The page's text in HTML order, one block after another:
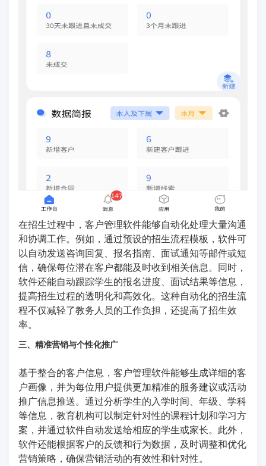
在招生过程中，客户管理软件能够自动化处理大量沟通
和协调工作。例如，通过预设的招生流程模板，软件可
以自动发送咨询回复、报名指南、面试通知等邮件或短
信，确保每位潜在客户都能及时收到相关信息。同时，
软件还能自动跟踪学生的报名进度、面试结果等信息，
提高招生过程的透明化和高效化。这种自动化的招生流
程不仅减轻了教务人员的工作负担，还提高了招生效
率。
三、精准营销与个性化推广
基于整合的客户信息，客户管理软件能够生成详细的客
户画像，并为每位用户提供更加精准的服务建议或活动
推广信息推送。通过分析学生的入学时间、年级、学科
等信息，教育机构可以制定针对性的课程计划和学习方
案，并通过软件自动发送给相应的学生或家长。此外，
软件还能根据客户的反馈和行为数据，及时调整和优化
营销策略，确保营销活动的有效性和针对性。